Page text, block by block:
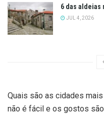
6 das aldeias
JUL 4, 2026
Quais são as cidades
não é fácil e os gostos